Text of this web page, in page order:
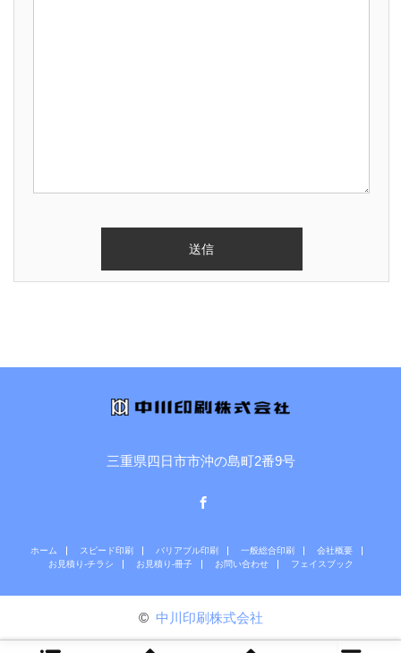
三重県四日市市沖の島町2番9号
ホーム スピード印刷 バリアブル印刷 一般総合印刷
会社概要
お見積り-チラシ
お見積り-冊子 お問い合わせ フェイスブック
© 中川印刷株式会社